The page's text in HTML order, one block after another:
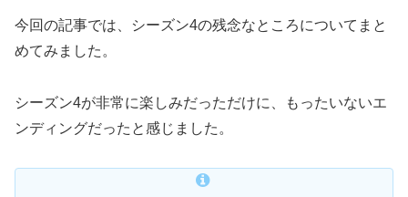
今回の記事では、シーズン4の残念なところについてまと
めてみました。
シーズン4が非常に楽しみだっただけに、もったいないエ
ンディングだったと感じました。